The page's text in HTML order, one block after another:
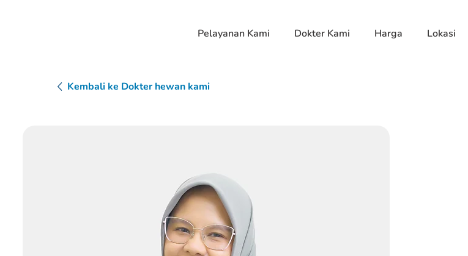
Pelayanan Kami Dokter Kami Harga Lokasi
Kembali ke Dokter hewan kami